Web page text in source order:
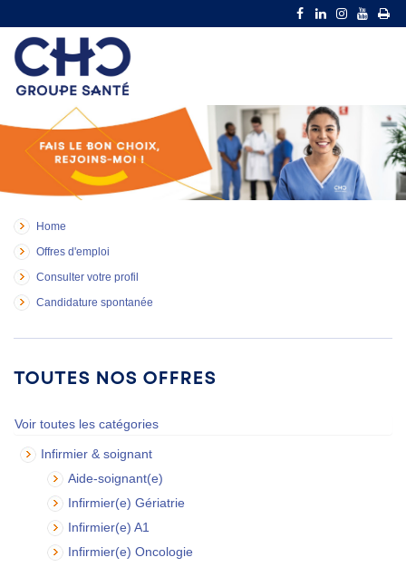
Home
Offres d'emploi
Consulter votre profil
Candidature spontanée
Toutes nos offres
Voir toutes les catégories
Infirmier & soignant
Aide-soignant(e)
Infirmier(e) Gériatrie
Infirmier(e) A1
Infirmier(e) Oncologie